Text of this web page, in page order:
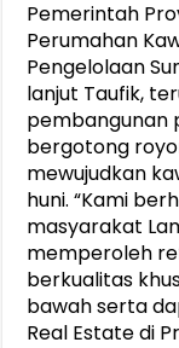
Pemerintah
Perumahan
Pengelolaan
lanjut Taufik,
pembangunan
bergotong
mewujudkan
huni. “Kami
masyarakat
memperoleh
berkualitas
bawah serta
Real Estate di